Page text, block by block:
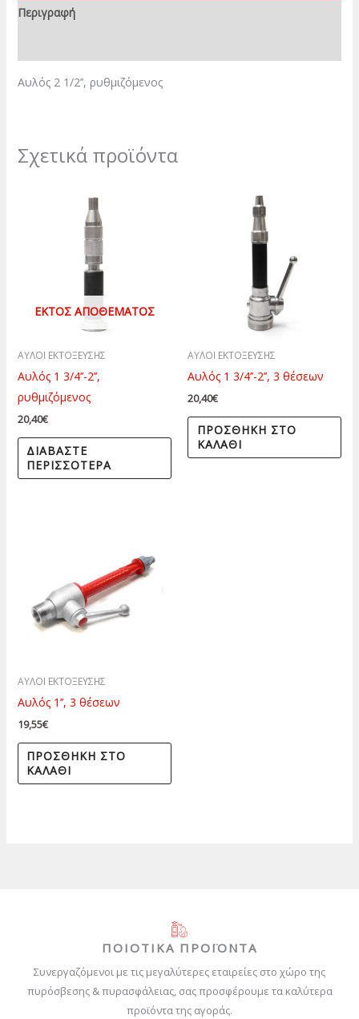
Περιγραφή
Αυλός 2 1/2’’, ρυθμιζόμενος
Σχετικά προϊόντα
ΕΚΤΌΣ ΑΠΟΘΈΜΑΤΟΣ
ΑΥΛΟΙ ΕΚΤΟΞΕΥΣΗΣ
Αυλός 1 3/4’’-2’’,
ρυθμιζόμενος
20,40€
ΔΙΑΒΆΣΤΕ
ΠΕΡΙΣΣΌΤΕΡΑ
ΑΥΛΟΙ ΕΚΤΟΞΕΥΣΗΣ
Αυλός 1 3/4’’-2’’, 3 θέσεων
20,40€
ΠΡΟΣΘΉΚΗ ΣΤΟ
ΚΑΛΆΘΙ
ΑΥΛΟΙ ΕΚΤΟΞΕΥΣΗΣ
Αυλός 1’’, 3 θέσεων
19,55€
ΠΡΟΣΘΉΚΗ ΣΤΟ
ΚΑΛΆΘΙ
ΠΟΙΟΤΙΚΑ ΠΡΟΪΟΝΤΑ
Συνεργαζόμενοι με τις μεγαλύτερες εταιρείες στο χώρο της
πυρόσβεσης & πυρασφάλειας, σας προσφέρουμε τα καλύτερα
προϊόντα της αγοράς.